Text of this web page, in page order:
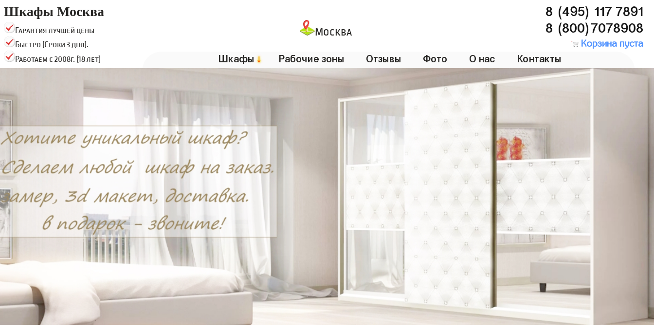
Шкафы Москва
Гарантия лучшей цены
Быстро (Сроки 3 дня).
Работаем с 2008г. (18 лет)
Москва
8 (495) 117 7891
8 (800)7078908
Корзина пуста
Шкафы ↓ Рабочие зоны Отзывы Фото О нас Контакты